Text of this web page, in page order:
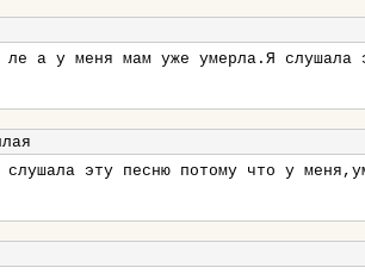
ле а у меня мам уже умерла.Я слушала
слушала эту песню потому что у